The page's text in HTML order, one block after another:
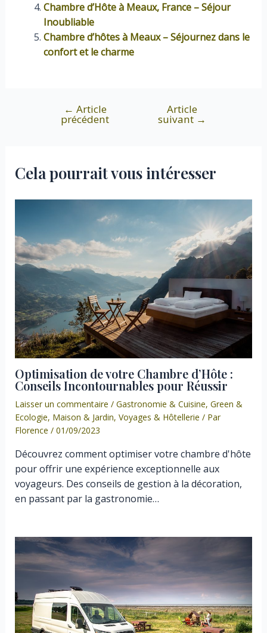
Chambre d’Hôte à Meaux, France – Séjour
Inoubliable
Chambre d’hôtes à Meaux – Séjournez dans le
confort et le charme
Navigation
← Article
précédent
Article
suivant →
Cela pourrait vous intéresser
Optimisation de votre Chambre d’Hôte :
Conseils Incontournables pour Réussir
Laisser un commentaire / Gastronomie & Cuisine, Green &
Ecologie, Maison & Jardin, Voyages & Hôtellerie / Par
Florence / 01/09/2023
Découvrez comment optimiser votre chambre d'hôte
pour offrir une expérience exceptionnelle aux
voyageurs. Des conseils de gestion à la décoration,
en passant par la gastronomie…